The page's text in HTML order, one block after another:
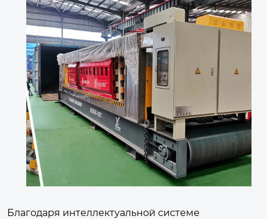
Благодаря интеллектуальной системе